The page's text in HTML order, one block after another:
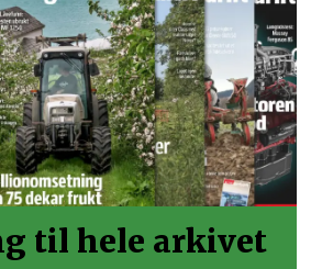
til hele arkivet